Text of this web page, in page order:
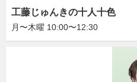
工藤じゅんきの十人十色
月〜木曜 10:00〜12:30